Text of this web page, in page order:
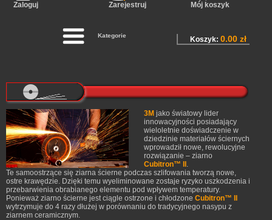
Zaloguj Zarejestruj Mój koszyk
Kategorie
3M jako światowy lider
innowacyjności posiadający
wieloletnie doświadczenie w
dziedzinie materiałów ściernych
wprowadził nowe, rewolucyjne
rozwiązanie – ziarno
Cubitron™ II
.
Te samoostrzące się ziarna ścierne podczas szlifowania tworzą nowe,
ostre krawędzie. Dzięki temu wyeliminowane zostaje ryzyko uszkodzenia i
przebarwienia obrabianego elementu pod wpływem temperatury.
Ponieważ ziarno ścierne jest ciągle ostrzone i chłodzone Cubitron™ II
wytrzymuje do 4 razy dłużej w porównaniu do tradycyjnego nasypu z
ziarnem ceramicznym.
Koszyk:0.00 zł